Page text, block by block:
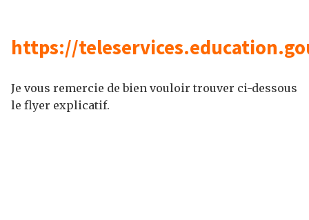
https://
Je vous remercie de bien vouloir trouver ci-dessous
le flyer explicatif.